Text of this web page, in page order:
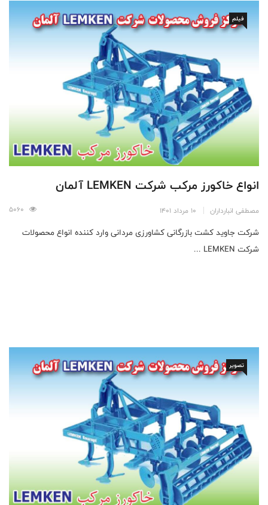
فیلم
انواع خاکورز مرکب شرکت LEMKEN آلمان
مصطفی انبارداران 10 مرداد 1401
شرکت جاوید کشت بازرگانی کشاورزی مردانی وارد کننده انواع محصولات
شرکت LEMKEN ...
تصویر